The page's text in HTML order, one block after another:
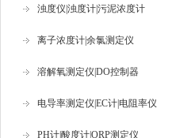
浊度仪|浊度计|污泥浓度计
离子浓度计|余氯测定仪
溶解氧测定仪|DO控制器
电导率测定仪|EC计|电阻率仪
PH计|酸度计|ORP测定仪